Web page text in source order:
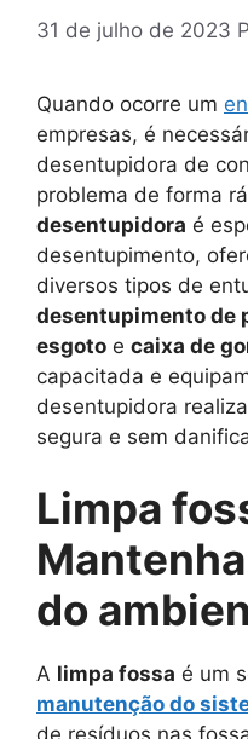
31 de julho de 2023
Quando ocorre um
empresas, é
desentupidora de
problema de forma
desentupidora é
desentupimento,
diversos tipos de
desentupimento de
esgoto e caixa de
capacitada e
desentupidora
segura e sem
Limpa
do
A limpa fossa é um
manutenção do